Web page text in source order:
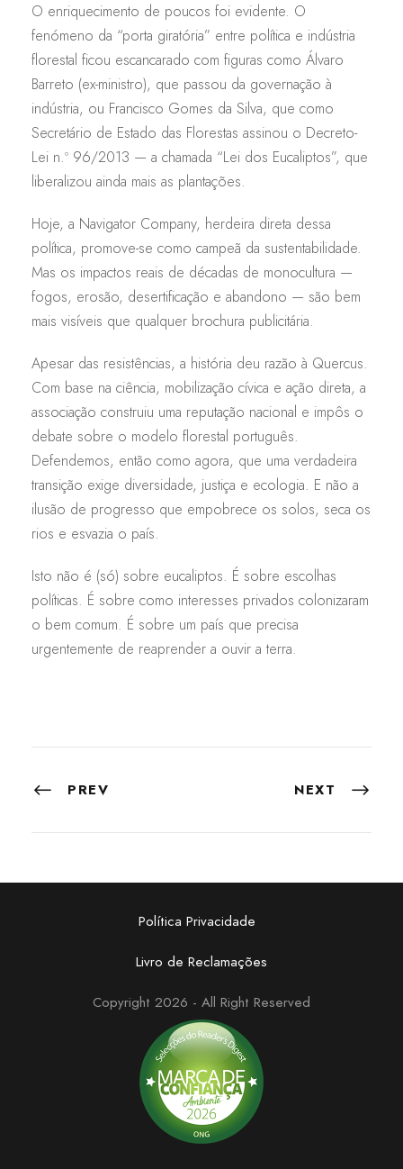
O enriquecimento de poucos foi evidente. O
fenómeno da “porta giratória” entre política e indústria
florestal ficou escancarado com figuras como Álvaro
Barreto (ex-ministro), que passou da governação à
indústria, ou Francisco Gomes da Silva, que como
Secretário de Estado das Florestas assinou o Decreto-
Lei n.º 96/2013 — a chamada “Lei dos Eucaliptos”, que
liberalizou ainda mais as plantações.
Hoje, a Navigator Company, herdeira direta dessa
política, promove-se como campeã da sustentabilidade.
Mas os impactos reais de décadas de monocultura —
fogos, erosão, desertificação e abandono — são bem
mais visíveis que qualquer brochura publicitária.
Apesar das resistências, a história deu razão à Quercus.
Com base na ciência, mobilização cívica e ação direta, a
associação construiu uma reputação nacional e impôs o
debate sobre o modelo florestal português.
Defendemos, então como agora, que uma verdadeira
transição exige diversidade, justiça e ecologia. E não a
ilusão de progresso que empobrece os solos, seca os
rios e esvazia o país.
Isto não é (só) sobre eucaliptos. É sobre escolhas
políticas. É sobre como interesses privados colonizaram
o bem comum. É sobre um país que precisa
urgentemente de reaprender a ouvir a terra.
PREV NEXT
Política Privacidade
Livro de Reclamações
Copyright 2026 - All Right Reserved